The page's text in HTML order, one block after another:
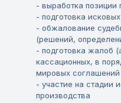
- выработка позиции
- подготовка
- обжалование
(решений,
- подготовка жалоб
кассационных, в
мировых соглашений
- участие на стадии
производства